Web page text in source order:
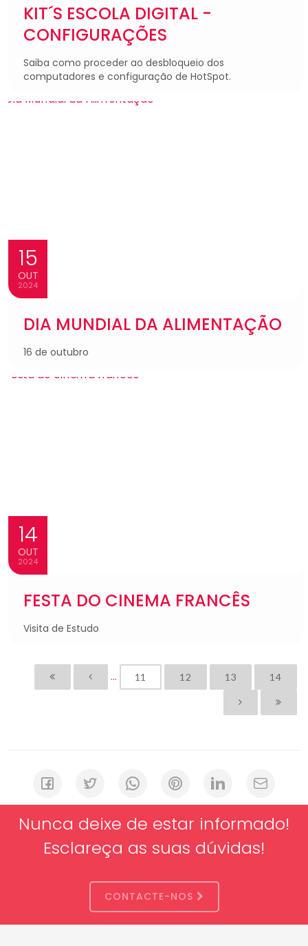
KIT´S ESCOLA DIGITAL -
CONFIGURAÇÕES
Saiba como proceder ao desbloqueio dos
computadores e configuração de HotSpot.
15
OUT
2024
DIA MUNDIAL DA ALIMENTAÇÃO
16 de outubro
14
OUT
2024
FESTA DO CINEMA FRANCÊS
Visita de Estudo
... 11 12 13 14
Nunca deixe de estar informado!
Esclareça as suas dúvidas!
CONTACTE-NOS